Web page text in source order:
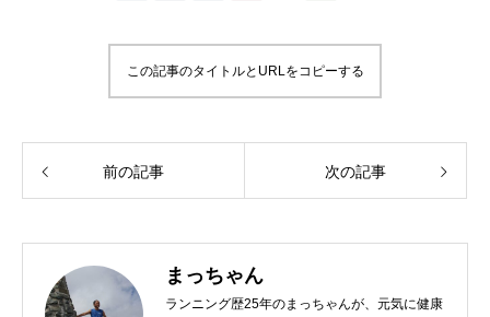
この記事のタイトルとURLをコピーする
前の記事 次の記事
まっちゃん
ランニング歴25年のまっちゃんが、元気に健康